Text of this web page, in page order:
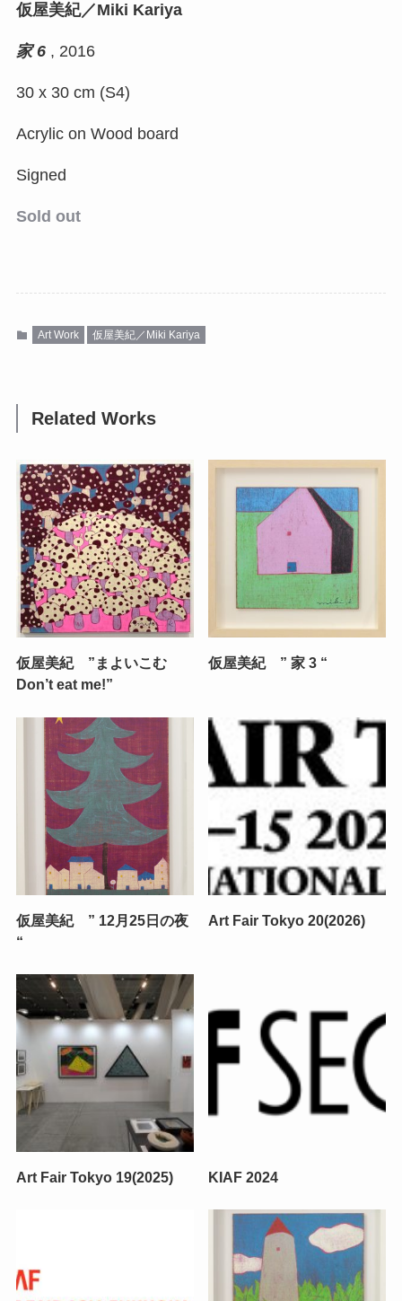
仮屋美紀／Miki Kariya
家 6, 2016
30 x 30 cm (S4)
Acrylic on Wood board
Signed
Sold out
Art Work 仮屋美紀／Miki Kariya
Related Works
仮屋美紀 ”まよいこむ
Don’t eat me!”
仮屋美紀 ” 家 3 “
仮屋美紀 ” 12月25日の夜
“
Art Fair Tokyo 20(2026)
Art Fair Tokyo 19(2025) KIAF 2024